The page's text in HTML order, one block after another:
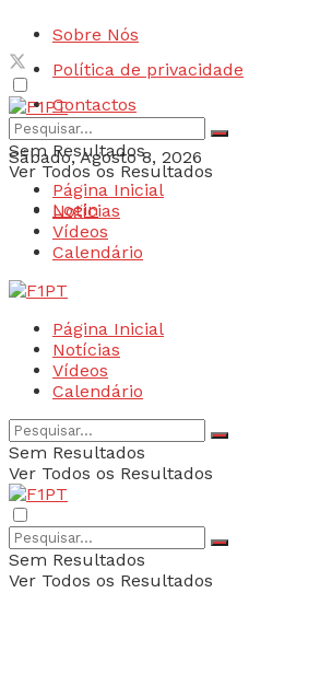
Sobre Nós
Política de privacidade
Contactos
Sábado, Agosto 8, 2026
Login
Sem Resultados
Ver Todos os Resultados
Página Inicial
Notícias
Vídeos
Calendário
Página Inicial
Notícias
Vídeos
Calendário
Sem Resultados
Ver Todos os Resultados
Sem Resultados
Ver Todos os Resultados